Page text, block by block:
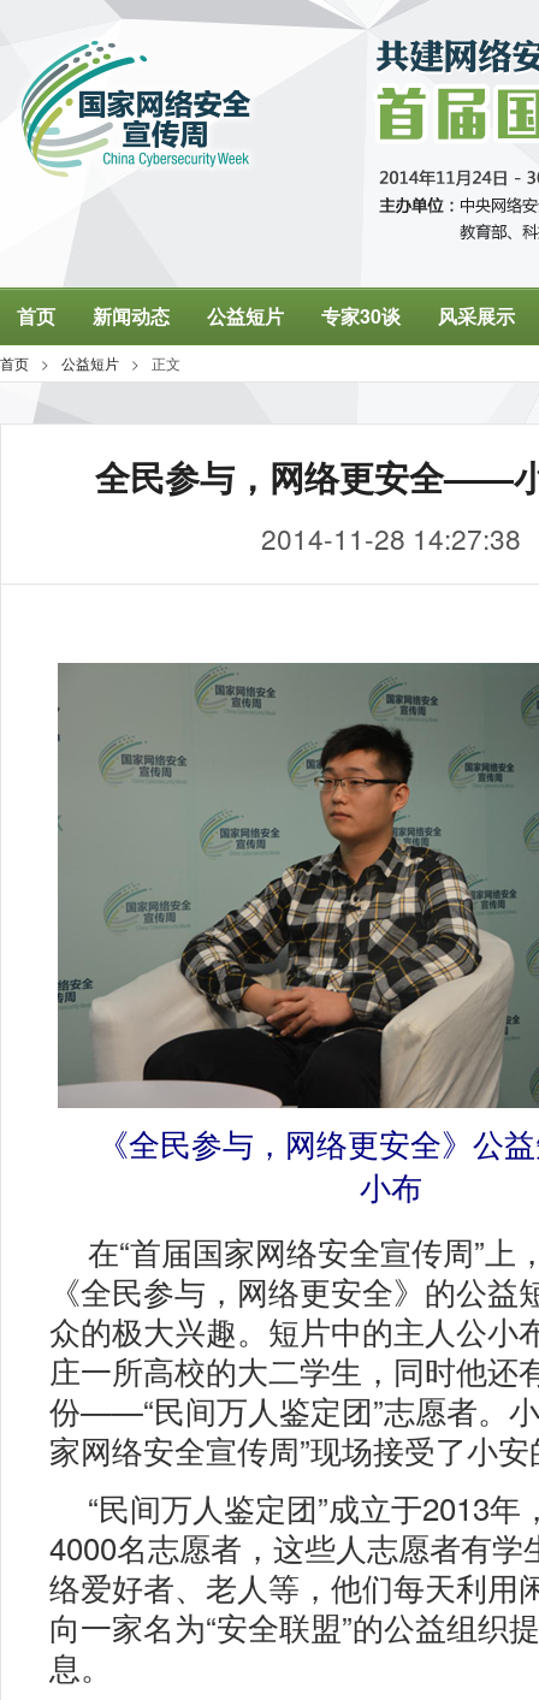
全民参与，网络更安全——
2014-11-28 14:27:38
《全民参与，网络更安全》公
小布
在“首届国家网络安全宣传周”上
《全民参与，网络更安全》的公益
众的极大兴趣。短片中的主人公小
庄一所高校的大二学生，同时他还
份——“民间万人鉴定团”志愿者。
家网络安全宣传周”现场接受了小
“民间万人鉴定团”成立于2013年
4000名志愿者，这些人志愿者有学
络爱好者、老人等，他们每天利用
向一家名为“安全联盟”的公益组织
息。